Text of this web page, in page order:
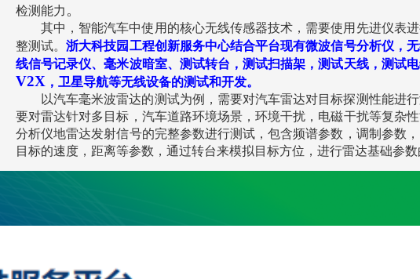
检测能力 。
其中，智能汽车中使用的核心无线传感器技术，需要使用先进仪表
整测试。浙大科技园工程创新服务中心结合平台现有微波信号分析仪，
线信号记录仪、毫米波暗室、测试转台，测试扫描架，测试天线，测试
V2X ，卫星导航等无线设备的测试和开发。
以汽车毫米波雷达的测试为例，需要对汽车雷达对目标探测性能进
要对雷达针对多目标，汽车道路环境场景，环境干扰，电磁干扰等复杂
分析仪地雷达发射信号的完整参数进行测试，包含频谱参数，调制参数
目标的速度，距离等参数，通过转台来模拟目标方位，进行雷达基础参数